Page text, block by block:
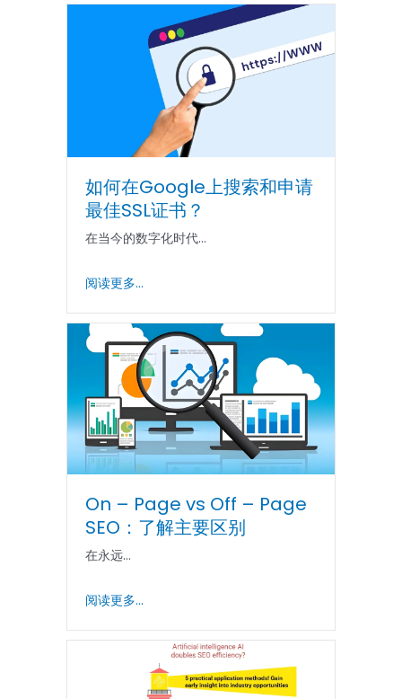
如何在Google上搜索和申请
最佳SSL证书？
在当今的数字化时代...
阅读更多...
On – Page vs Off – Page
SEO：了解主要区别
在永远...
阅读更多...